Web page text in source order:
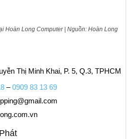
Hoàn Long Computer | Nguồn: Hoàn Long
Thị Minh Khai, P. 5, Q.3, TPHCM
–0909 83 13 69